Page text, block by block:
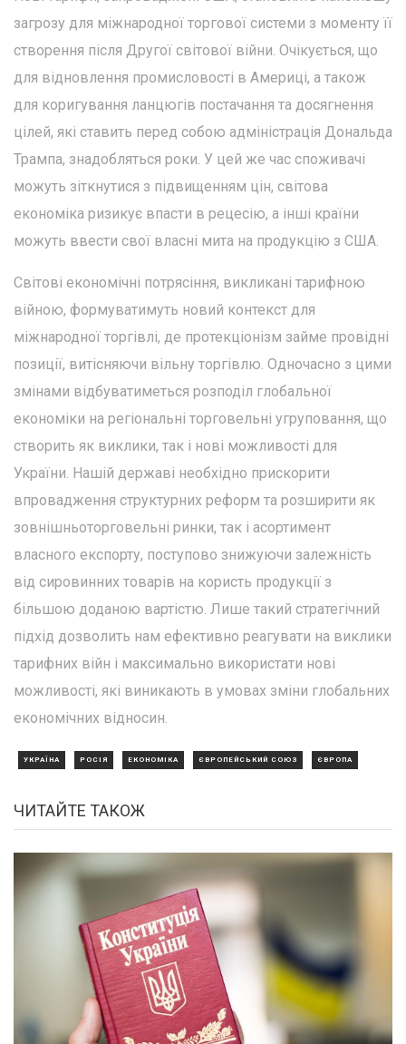
загрозу для міжнародної торгової системи з моменту її
створення після Другої світової війни. Очікується, що
для відновлення промисловості в Америці, а також
для коригування ланцюгів постачання та досягнення
цілей, які ставить перед собою адміністрація Дональда
Трампа, знадобляться роки. У цей же час споживачі
можуть зіткнутися з підвищенням цін, світова
економіка ризикує впасти в рецесію, а інші країни
можуть ввести свої власні мита на продукцію з США.
Світові економічні потрясіння, викликані тарифною
війною, формуватимуть новий контекст для
міжнародної торгівлі, де протекціонізм займе провідні
позиції, витісняючи вільну торгівлю. Одночасно з цими
змінами відбуватиметься розподіл глобальної
економіки на регіональні торговельні угруповання, що
створить як виклики, так і нові можливості для
України. Нашій державі необхідно прискорити
впровадження структурних реформ та розширити як
зовнішньоторговельні ринки, так і асортимент
власного експорту, поступово знижуючи залежність
від сировинних товарів на користь продукції з
більшою доданою вартістю. Лише такий стратегічний
підхід дозволить нам ефективно реагувати на виклики
тарифних війн і максимально використати нові
можливості, які виникають в умовах зміни глобальних
економічних відносин.
УКРАЇНА РОСІЯ ЕКОНОМІКА ЄВРОПЕЙСЬКИЙ СОЮЗ ЄВРОПА
ЧИТАЙТЕ ТАКОЖ